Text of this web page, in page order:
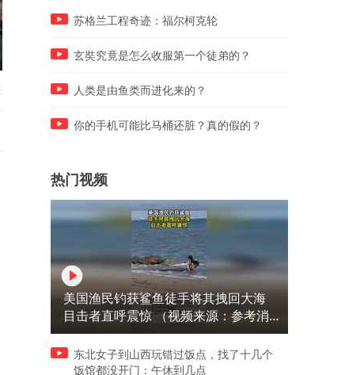
04:38
华国锋筹划雷霆行动，为何调
江泽民骨灰撒江海，未入八
苏格兰工程奇迹：福尔柯克轮
玄奘究竟是怎么收服第一个徒弟的？
人类是由鱼类而进化来的？
你的手机可能比马桶还脏？真的假的？
热门视频
美国渔民钓获鲨鱼徒手将其拽回大海
目击者直呼震惊 （视频来源：参考消
息）
东北女子到山西玩错过饭点，找了十几个
饭馆都没开门：午休到几点